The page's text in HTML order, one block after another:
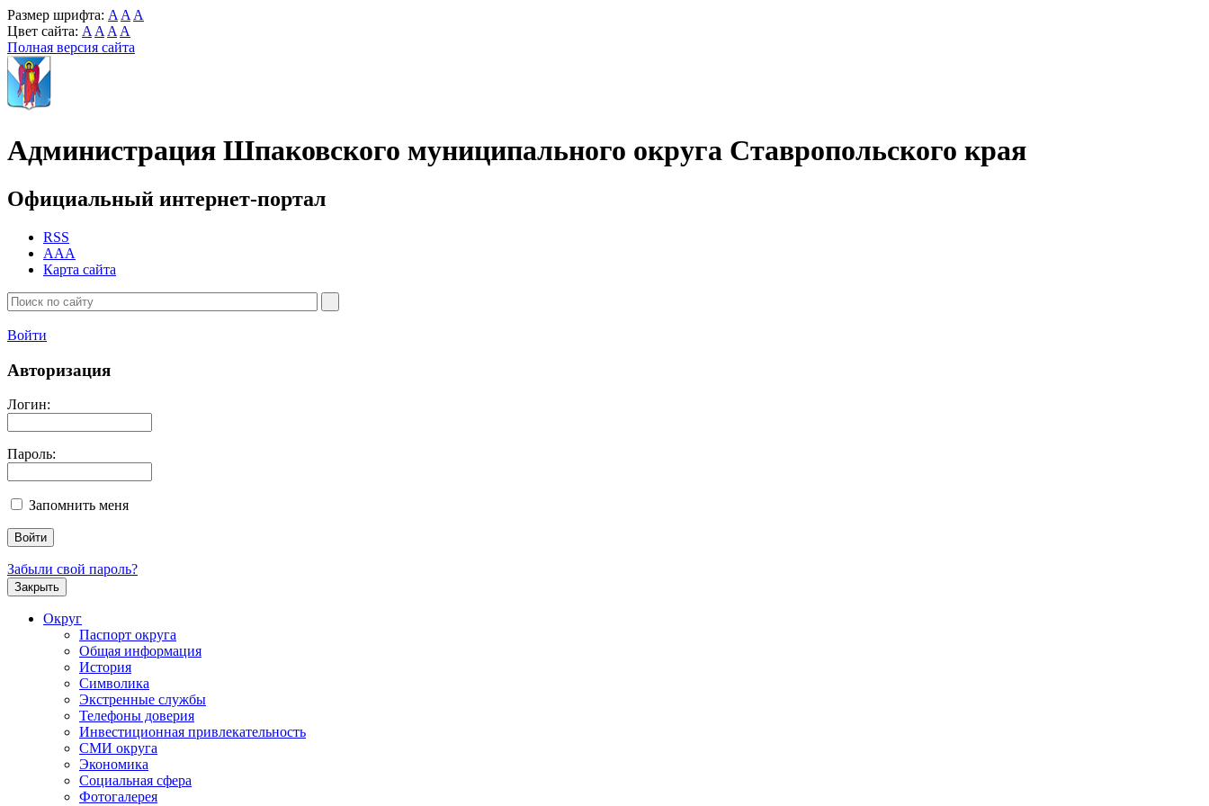
Размер шрифта: A A A
Цвет сайта: A A A A
Полная версия сайта
Администрация Шпаковского муниципального округа Ставропольского края
Официальный интернет-портал
RSS
AAA
Карта сайта
Войти
Авторизация
Логин:
Пароль:
Запомнить меня
Забыли свой пароль?
Закрыть
Округ
Паспорт округа
Общая информация
История
Символика
Экстренные службы
Телефоны доверия
Инвестиционная привлекательность
СМИ округа
Экономика
Социальная сфера
Фотогалерея